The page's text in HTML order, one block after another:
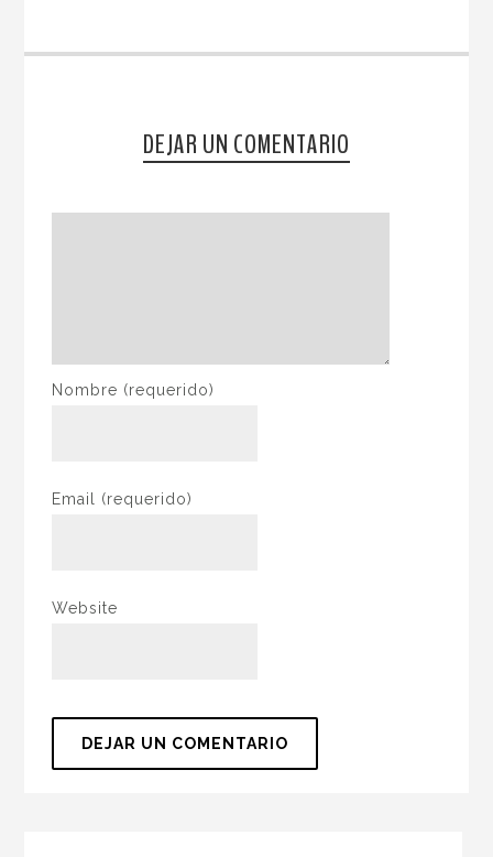
DEJAR UN COMENTARIO
Nombre (requerido)
Email (requerido)
Website